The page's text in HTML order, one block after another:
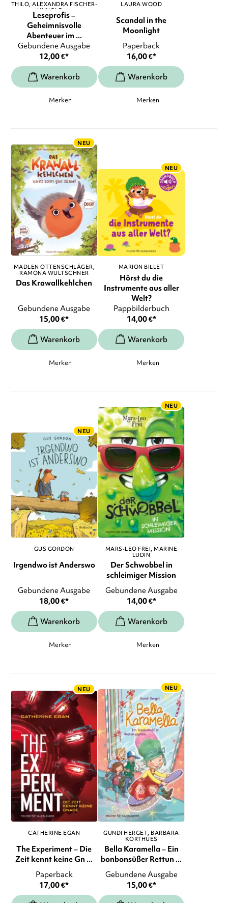
THILO ALEXANDRA FISCHER-
HUNOLD, ...
Leseprofis –
Geheimnisvolle
Abenteuer im ...
Gebundene Ausgabe
12,00€*
Merken
LAURA WOOD
Scandal in the
Moonlight
Paperback
16,00€*
Merken
NEU
MADLEN OTTENSCHLÄGER
RAMONA WULTSCHNER
Das Krawallkehlchen
Gebundene Ausgabe
15,00€*
Merken
NEU
MARION BILLET
Hörst du die
Instrumente aus aller
Welt?
Pappbilderbuch
14,00€*
Merken
NEU
GUS GORDON
Irgendwo ist Anderswo
Gebundene Ausgabe
18,00€*
Merken
NEU
MARS-LEO FREI MARINE
LUDIN
Der Schwobbel in
schleimiger Mission
Gebundene Ausgabe
14,00€*
Merken
NEU
CATHERINE EGAN
The Experiment – Die
Zeit kennt keine Gn ...
Paperback
17,00€*
NEU
GUNDI HERGET BARBARA
KORTHUES
Bella Karamella – Ein
bonbonsüßer Rettun ...
Gebundene Ausgabe
15,00€*